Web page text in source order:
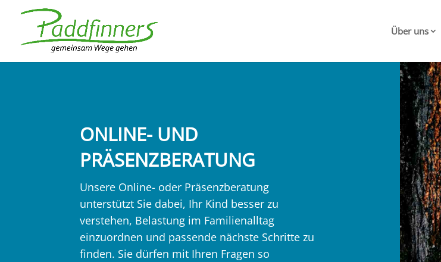
Über uns
ONLINE- UND
PRÄSENZBERATUNG
Unsere Online- oder Präsenzberatung
unterstützt Sie dabei, Ihr Kind besser zu
verstehen, Belastung im Familienalltag
einzuordnen und passende nächste Schritte zu
finden. Sie dürfen mit Ihren Fragen so